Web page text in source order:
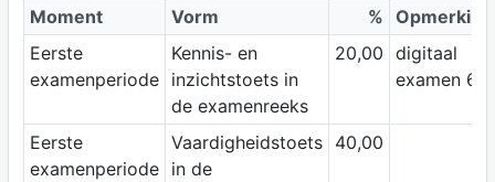
Moment
Vorm % Opmerking
Eerste
examenperiode
Kennis- en
inzichtstoets in
de examenreeks
20,00 digitaal
examen 60'
Eerste
examenperiode
Vaardigheidstoets
in de
40,00